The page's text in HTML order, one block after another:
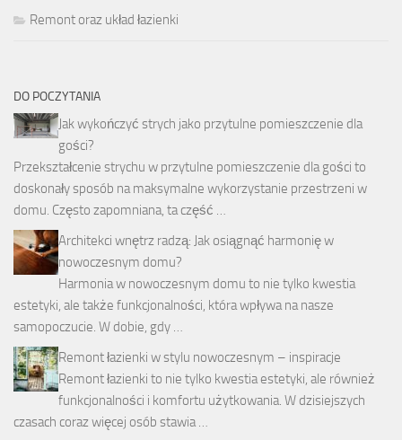
Remont oraz układ łazienki
DO POCZYTANIA
Jak wykończyć strych jako przytulne pomieszczenie dla
gości?
Przekształcenie strychu w przytulne pomieszczenie dla gości to
doskonały sposób na maksymalne wykorzystanie przestrzeni w
domu. Często zapomniana, ta część …
Architekci wnętrz radzą: Jak osiągnąć harmonię w
nowoczesnym domu?
Harmonia w nowoczesnym domu to nie tylko kwestia
estetyki, ale także funkcjonalności, która wpływa na nasze
samopoczucie. W dobie, gdy …
Remont łazienki w stylu nowoczesnym – inspiracje
Remont łazienki to nie tylko kwestia estetyki, ale również
funkcjonalności i komfortu użytkowania. W dzisiejszych
czasach coraz więcej osób stawia …